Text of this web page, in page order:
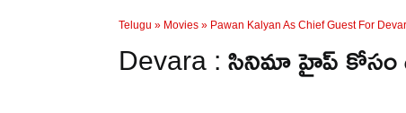
Telugu » Movies » Pawan Kalyan As Chief Guest For
Devara : సినిమా హైప్‌ కోసం